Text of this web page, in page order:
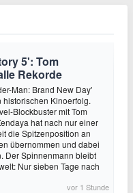
5': Tom
Rekorde
Man: Brand New Day'
historischen Kinoerfolg.
Blockbuster mit Tom
hat nach nur einer
die Spitzenposition an
übernommen und dabei
Der Spinnenmann bleibt
Nur sieben Tage nach
vor 1 Stunde